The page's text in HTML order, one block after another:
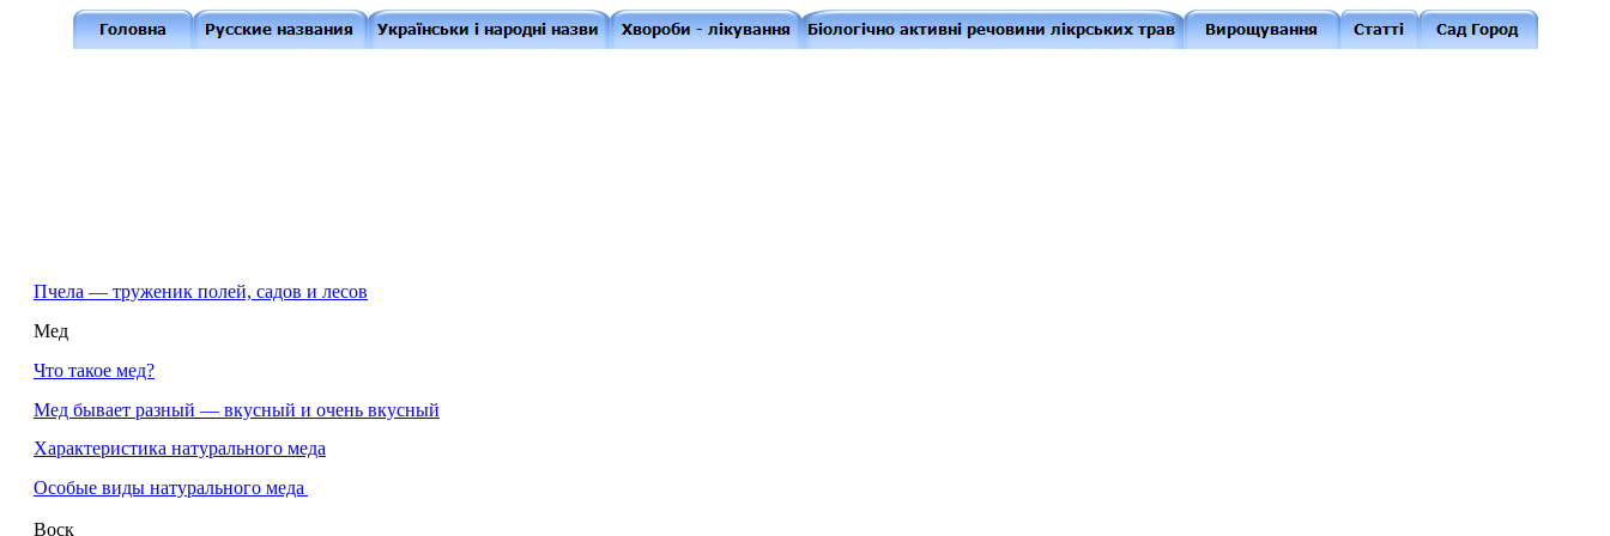
Пчела — труженик полей, садов и лесов
Мед
Что такое мед?
Мед бывает разный — вкусный и очень вкусный
Характеристика натурального меда
Особые виды натурального меда
Воск